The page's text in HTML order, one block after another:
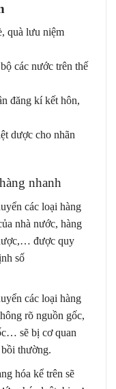
quà lưu niệm
các nước trên thế
đăng kí kết hôn,
dược cho nhãn
nhanh
các loại hàng
nhà nước, hàng
được quy
số
các loại hàng
rõ nguồn gốc,
sẽ bị cơ quan
thường.
hóa kể trên sẽ